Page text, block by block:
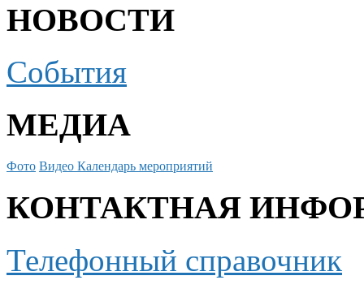
НОВОСТИ
События
МЕДИА
Фото Видео Календарь мероприятий
КОНТАКТНАЯ
Телефонный справочник